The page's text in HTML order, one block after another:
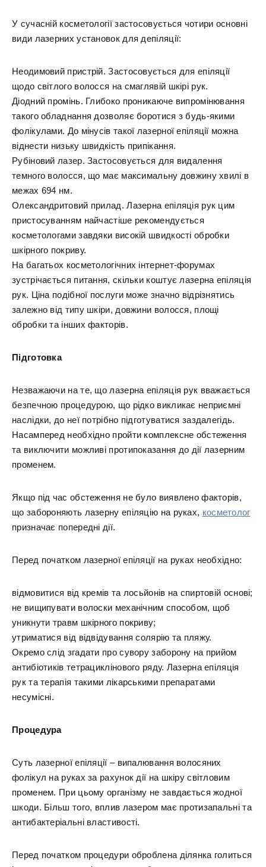
У сучасній косметології застосовується чотири основні
види лазерних установок для депіляції:
Неодимовий пристрій. Застосовується для епіляції
щодо світлого волосся на смаглявій шкірі рук.
Діодний промінь. Глибоко проникаюче випромінювання
такого обладнання дозволяє боротися з будь-якими
фолікулами. До мінусів такої лазерної епіляції можна
віднести низьку швидкість припікання.
Рубіновий лазер. Застосовується для видалення
темного волосся, що має максимальну довжину хвилі в
межах 694 нм.
Олександритовий прилад. Лазерна епіляція рук цим
пристосуванням найчастіше рекомендується
косметологами завдяки високій швидкості обробки
шкірного покриву.
На багатьох косметологічних інтернет-форумах
зустрічається питання, скільки коштує лазерна епіляція
рук. Ціна подібної послуги може значно відрізнятись
залежно від типу шкіри, довжини волосся, площі
обробки та інших факторів.
Підготовка
Незважаючи на те, що лазерна епіляція рук вважається
безпечною процедурою, що рідко викликає неприємні
наслідки, до неї потрібно підготуватися заздалегідь.
Насамперед необхідно пройти комплексне обстеження
та виключити можливі протипоказання до дії лазерним
променем.
Якщо під час обстеження не було виявлено факторів,
що забороняють лазерну епіляцію на руках, косметолог
призначає попередні дії.
Перед початком лазерної епіляції на руках необхідно:
відмовитися від кремів та лосьйонів на спиртовій основі;
не вищипувати волоски механічним способом, щоб
уникнути травм шкірного покриву;
утриматися від відвідування солярію та пляжу.
Окремо слід згадати про сувору заборону на прийом
антибіотиків тетрациклінового ряду. Лазерна епіляція
рук та терапія такими лікарськими препаратами
несумісні.
Процедура
Суть лазерної епіляції – випалювання волосяних
фолікул на руках за рахунок дії на шкіру світловим
променем. При цьому організму не завдається жодної
шкоди. Більш того, вплив лазером має протизапальні та
антибактеріальні властивості.
Перед початком процедури оброблена ділянка голиться